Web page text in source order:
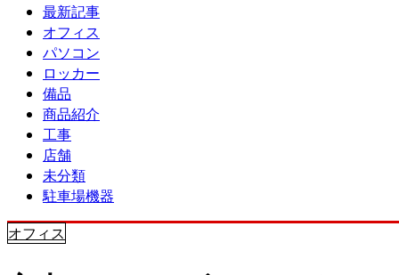
最新記事
オフィス
パソコン
ロッカー
備品
商品紹介
工事
店舗
未分類
駐車場機器
オフィス